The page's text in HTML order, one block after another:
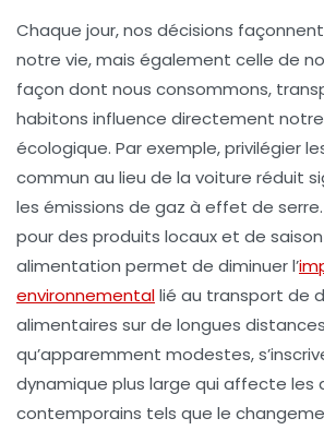
Chaque jour, nos décisions
notre vie, mais également celle de
façon dont nous consommons,
habitons influence directement notre
écologique. Par exemple, privilégier
commun au lieu de la voiture réduit
les émissions de gaz à effet de serre
pour des produits locaux et de
alimentation permet de diminuer l’
environnementallié au transport de
alimentaires sur de longues
qu’apparemment modestes,
dynamique plus large qui affecte les
contemporains tels que le